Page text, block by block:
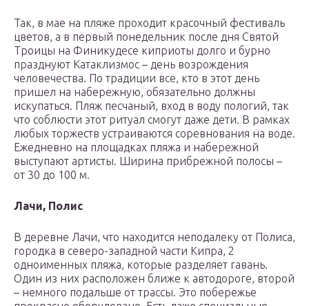
Так, в мае на пляже проходит красочный фестиваль
цветов, а в первый понедельник после дня Святой
Троицы на Финикудесе киприоты долго и бурно
празднуют Катаклизмос – день возрождения
человечества. По традиции все, кто в этот день
пришел на набережную, обязательно должны
искупаться. Пляж песчаный, вход в воду пологий, так
что соблюсти этот ритуал смогут даже дети. В рамках
любых торжеств устраиваются соревнования на воде.
Ежедневно на площадках пляжа и набережной
выступают артисты. Ширина прибрежной полосы –
от 30 до 100 м.
Лачи, Полис
В деревне Лачи, что находится неподалеку от Полиса,
городка в северо-западной части Кипра, 2
одноименных пляжа, которые разделяет гавань.
Один из них расположен ближе к автодороге, второй
– немного подальше от трассы. Это побережье